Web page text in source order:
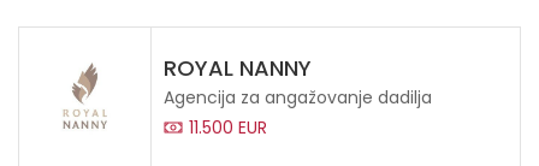
ROYAL NANNY
Agencija za angažovanje dadilja
11.500 EUR